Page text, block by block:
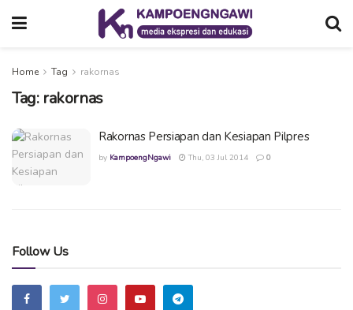
Home Tag rakornas
Tag: rakornas
Rakornas Persiapan dan Kesiapan Pilpres
by KampoengNgawi Thu, 03 Jul 2014 0
Follow Us